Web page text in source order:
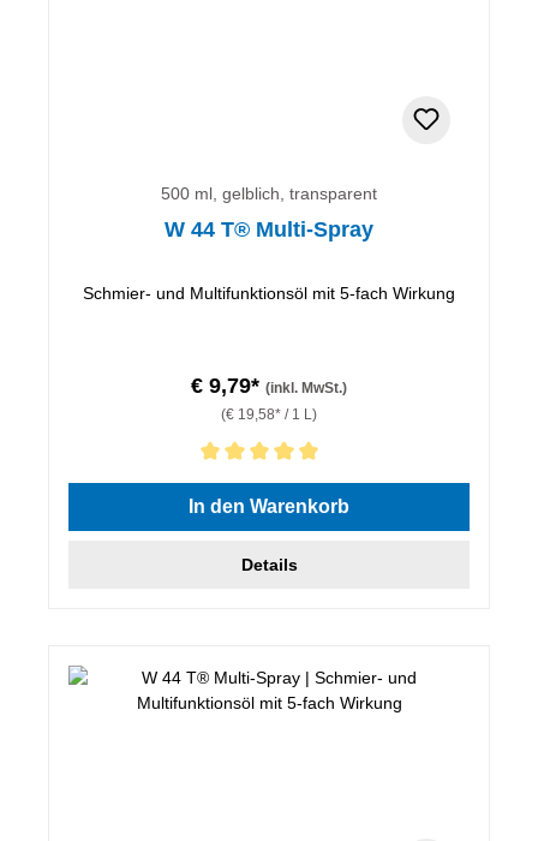
500 ml, gelblich, transparent
W 44 T® Multi-Spray
Schmier- und Multifunktionsöl mit 5-fach Wirkung
€ 9,79* (inkl. MwSt.)
(€ 19,58* / 1 L)
Durchschnittliche Bewertung von 5 von 5 Sternen
In den Warenkorb
Details